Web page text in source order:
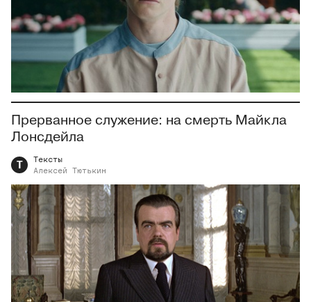
Прерванное служение: на смерть Майкла
Лонсдейла
Т
Тексты
Алексей
Тютькин